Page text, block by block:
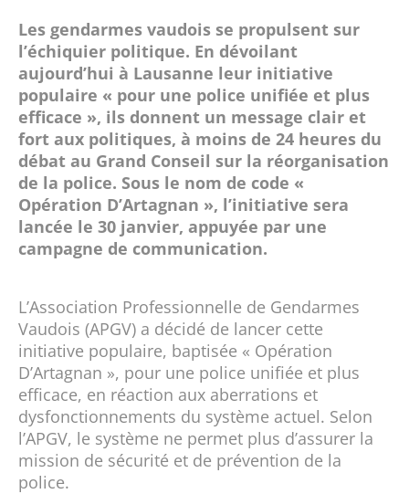
Les gendarmes vaudois se propulsent sur
l’échiquier politique. En dévoilant
aujourd’hui à Lausanne leur initiative
populaire « pour une police unifiée et plus
efficace », ils donnent un message clair et
fort aux politiques, à moins de 24 heures du
débat au Grand Conseil sur la réorganisation
de la police. Sous le nom de code «
Opération D’Artagnan », l’initiative sera
lancée le 30 janvier, appuyée par une
campagne de communication.
L’Association Professionnelle de Gendarmes
Vaudois (APGV) a décidé de lancer cette
initiative populaire, baptisée « Opération
D’Artagnan », pour une police unifiée et plus
efficace, en réaction aux aberrations et
dysfonctionnements du système actuel. Selon
l’APGV, le système ne permet plus d’assurer la
mission de sécurité et de prévention de la
police.